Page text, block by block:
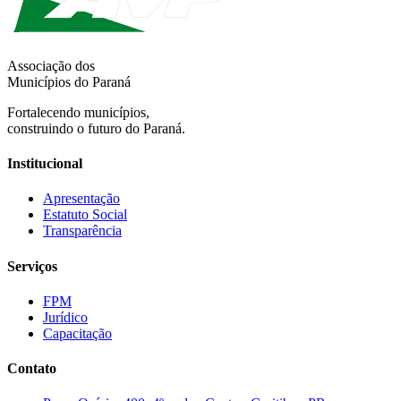
Associação dos
Municípios do Paraná
Fortalecendo municípios,
construindo o futuro do Paraná.
Institucional
Apresentação
Estatuto Social
Transparência
Serviços
FPM
Jurídico
Capacitação
Contato